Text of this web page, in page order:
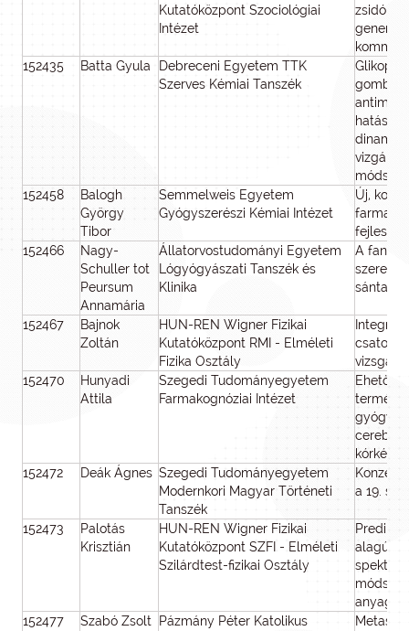
Kutatóközpont Szociológiai
Intézet
zsidó
152435
Batta Gyula
Debreceni Egyetem TTK
Szerves Kémiai Tanszék
152458
Balogh
György
Tibor
Semmelweis Egyetem
Gyógyszerészi Kémiai Intézet
Új,
152466
Nagy-
Schuller tot
Peursum
Annamária
Állatorvostudományi Egyetem
Lógyógyászati Tanszék és
Klinika
A fan-
szerepe
152467
Bajnok
Zoltán
HUN-REN Wigner Fizikai
Kutatóközpont RMI - Elméleti
Fizika Osztály
152470
Hunyadi
Attila
Szegedi Tudományegyetem
Farmakognóziai Intézet
Ehető
152472
Deák Ágnes Szegedi Tudományegyetem
Modernkori Magyar Történeti
Tanszék
a 19.
152473
Palotás
Krisztián
HUN-REN Wigner Fizikai
Kutatóközpont SZFI - Elméleti
Szilárdtest-fizikai Osztály
152477
Szabó Zsolt
Pázmány Péter Katolikus